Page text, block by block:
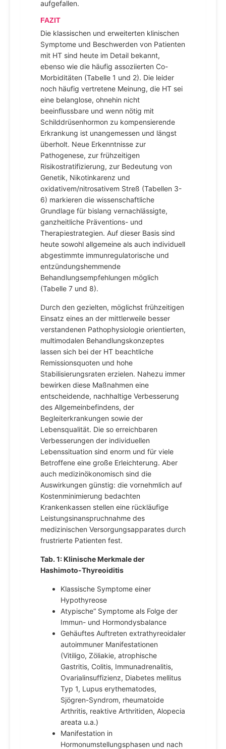
aufgefallen.
FAZIT
Die klassischen und erweiterten klinischen
Symptome und Beschwerden von Patienten
mit HT sind heute im Detail bekannt,
ebenso wie die häufig assoziierten Co-
Morbiditäten (Tabelle 1 und 2). Die leider
noch häufig vertretene Meinung, die HT sei
eine belanglose, ohnehin nicht
beeinflussbare und wenn nötig mit
Schilddrüsenhormon zu kompensierende
Erkrankung ist unangemessen und längst
überholt. Neue Erkenntnisse zur
Pathogenese, zur frühzeitigen
Risikostratifizierung, zur Bedeutung von
Genetik, Nikotinkarenz und
oxidativem/nitrosativem Streß (Tabellen 3-
6) markieren die wissenschaftliche
Grundlage für bislang vernachlässigte,
ganzheitliche Präventions- und
Therapiestrategien. Auf dieser Basis sind
heute sowohl allgemeine als auch individuell
abgestimmte immunregulatorische und
entzündungshemmende
Behandlungsempfehlungen möglich
(Tabelle 7 und 8).
Durch den gezielten, möglichst frühzeitigen
Einsatz eines an der mittlerweile besser
verstandenen Pathophysiologie orientierten,
multimodalen Behandlungskonzeptes
lassen sich bei der HT beachtliche
Remissionsquoten und hohe
Stabilisierungsraten erzielen. Nahezu immer
bewirken diese Maßnahmen eine
entscheidende, nachhaltige Verbesserung
des Allgemeinbefindens, der
Begleiterkrankungen sowie der
Lebensqualität. Die so erreichbaren
Verbesserungen der individuellen
Lebenssituation sind enorm und für viele
Betroffene eine große Erleichterung. Aber
auch medizinökonomisch sind die
Auswirkungen günstig: die vornehmlich auf
Kostenminimierung bedachten
Krankenkassen stellen eine rückläufige
Leistungsinanspruchnahme des
medizinischen Versorgungsapparates durch
frustrierte Patienten fest.
Tab. 1: Klinische Merkmale der
Hashimoto-Thyreoiditis
Klassische Symptome einer
Hypothyreose
Atypische“ Symptome als Folge der
Immun- und Hormondysbalance
Gehäuftes Auftreten extrathyreoidaler
autoimmuner Manifestationen
(Vitiligo, Zöliakie, atrophische
Gastritis, Colitis, Immunadrenalitis,
Ovarialinsuffizienz, Diabetes mellitus
Typ 1, Lupus erythematodes,
Sjögren-Syndrom, rheumatoide
Arthritis, reaktive Arthritiden, Alopecia
areata u.a.)
Manifestation in
Hormonumstellungsphasen und nach